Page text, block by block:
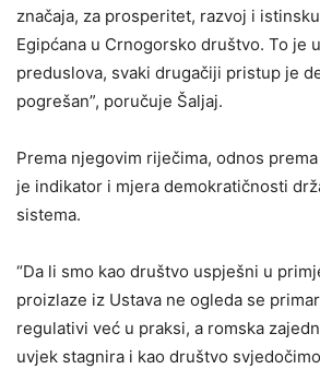
značaja, za prosperitet, razvoj i
Egipćana u Crnogorsko društvo. To je
preduslova, svaki drugačiji pristup je
pogrešan”, poručuje Šaljaj.
Prema njegovim riječima, odnos
je indikator i mjera demokratičnosti
sistema.
“Da li smo kao društvo uspješni u
proizlaze iz Ustava ne ogleda se
regulativi već u praksi, a romska
uvjek stagnira i kao društvo